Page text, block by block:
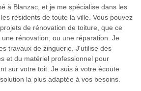
à Blanzac, et je me spécialise dans les
résidents de toute la ville. Vous pouvez
de rénovation de toiture, que ce
rénovation, ou une réparation. Je
travaux de zinguerie. J'utilise des
et du matériel professionnel pour
sur votre toit. Je suis à votre écoute
la plus adaptée à vos besoins.